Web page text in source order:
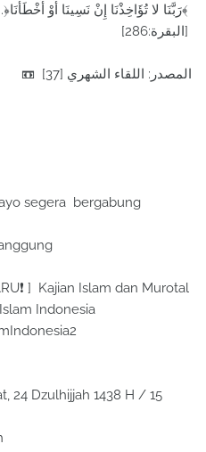
...﴿رَبَّنَا لا تُؤَاخِذْنَا إِنْ نَسِينَا أَوْ أَخْطَأْنَا﴾
[البقرة:286]
📼 المصدر: اللقاء الشهري [37]
segera bergabung
] Kajian Islam dan Murotal
Indonesia
24 Dzulhijjah 1438 H / 15